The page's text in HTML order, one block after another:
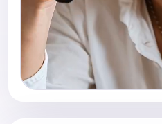
realista, estética
detalhes realistas do couro
suave de transformação
pele, vídeo vertical 9:16,
transformação